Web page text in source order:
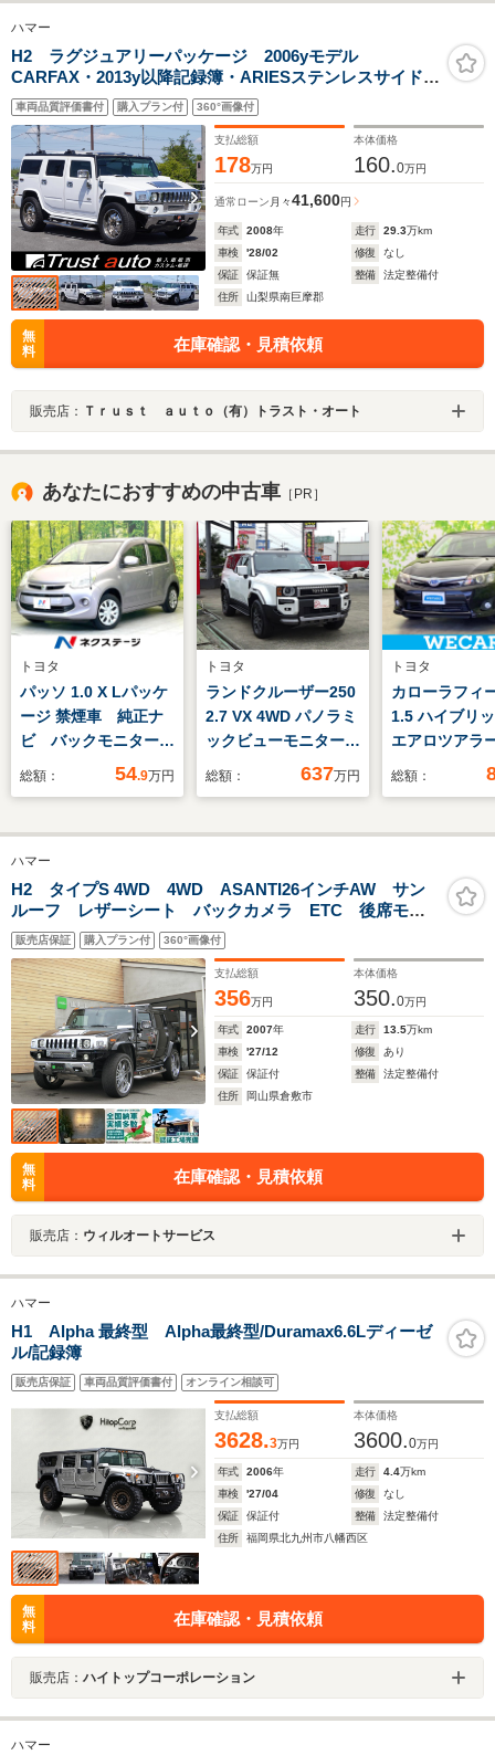
ハマー
H2 ラグジュアリーパッケージ 2006yモデル
CARFAX・2013y以降記録簿・ARIESステンレスサイドス
テップ・22AW・社外HDDナビ・地デジ・バックカメラ・
BOSEサウンドシステム・サンルーフ
車両品質評価書付 購入プラン付 360°画像付
支払総額
178万円
本体価格
160.0万円
通常ローン 月々41,600円
年式 2008年 走行 29.3万km
車検
'28/02 修復
なし
保証
保証無 整備
法定整備付
住所
山梨県南巨摩郡
無
料
在庫確認・見積依頼
販売店： Ｔｒｕｓｔ ａｕｔｏ（有）トラスト・オート
あなたにおすすめの中古車 ［PR］
トヨタ
パッソ 1.0 X Lパッケ
ージ 禁煙車 純正ナ
ビ バックモニター
Bluetooth 電動コー
ストップ 電動格納ミ
ラー ベンチシート
アームレスト シート
アンダーボックス ス
ペアタイヤ
総額： 54.9万円
トヨタ
ランドクルーザー250
2.7 VX 4WD パノラミ
ックビューモニター
ムーンルーフ 黒革シ
レード オーバーフェ
ーニッシュ リヤスポ
イラー
総額： 637万円
トヨタ
カローラフィ
1.5 ハイブリ
エアロツアラ
エアロツアラ
ザー/ヘッドラ
横滑り防止装
ドリングスト
ッグ 運転席/
グ 助手席
総額：
ハマー
H2 タイプS 4WD 4WD ASANTI26インチAW サン
ルーフ レザーシート バックカメラ ETC 後席モニ
ター カロッツェリアナビ パワーシート シートヒー
ター Bluetooth接続 フロントフォグ オートライト
販売店保証 購入プラン付 360°画像付
支払総額
356万円
本体価格
350.0万円
年式 2007年 走行 13.5万km
車検
'27/12 修復
あり
保証
保証付 整備
法定整備付
住所
岡山県倉敷市
無
料
在庫確認・見積依頼
販売店： ウィルオートサービス
ハマー
H1 Alpha 最終型 Alpha最終型/Duramax6.6Lディーゼ
ル/記録簿
販売店保証 車両品質評価書付 オンライン相談可
支払総額
3628.3万円
本体価格
3600.0万円
年式 2006年 走行 4.4万km
車検
'27/04 修復
なし
保証
保証付 整備
法定整備付
住所
福岡県北九州市八幡西区
無
料
在庫確認・見積依頼
販売店： ハイトップコーポレーション
ハマー